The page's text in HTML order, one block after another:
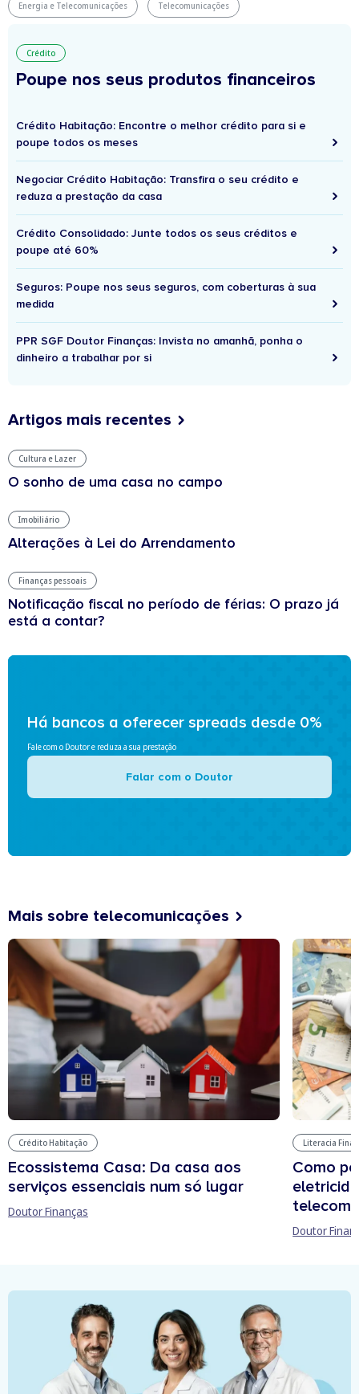
Energia e Telecomunicações Telecomunicações
Crédito
Poupe nos seus produtos financeiros
Crédito Habitação: Encontre o melhor crédito para si e
poupe todos os meses
Negociar Crédito Habitação: Transfira o seu crédito e
reduza a prestação da casa
Crédito Consolidado: Junte todos os seus créditos e
poupe até 60%
Seguros: Poupe nos seus seguros, com coberturas à sua
medida
PPR SGF Doutor Finanças: Invista no amanhã, ponha o
dinheiro a trabalhar por si
Artigos mais recentes
Cultura e Lazer
O sonho de uma casa no campo
Imobiliário
Alterações à Lei do Arrendamento
Finanças pessoais
Notificação fiscal no período de férias: O prazo já
está a contar?
Há bancos a oferecer spreads desde 0%
Fale com o Doutor e reduza a sua prestação
Falar com o Doutor
Mais sobre telecomunicações
Crédito Habitação
Ecossistema Casa: Da casa aos
serviços essenciais num só lugar
Doutor Finanças
Literacia
Como
Doutor